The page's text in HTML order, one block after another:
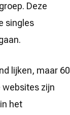
Deze
singles
lijken, maar 60
websites zijn
het